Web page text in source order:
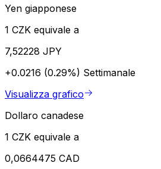
Yen giapponese
1 CZK equivale a
7,52228 JPY
+0.0216 (0.29%) Settimanale
Visualizza grafico
Dollaro canadese
1 CZK equivale a
0,0664475 CAD